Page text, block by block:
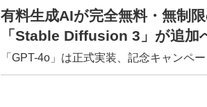
有料生成AIが完全無料・無制
「Stable Diffusion 3」が追加
「GPT-4o」は正式実装、記念キャンペ